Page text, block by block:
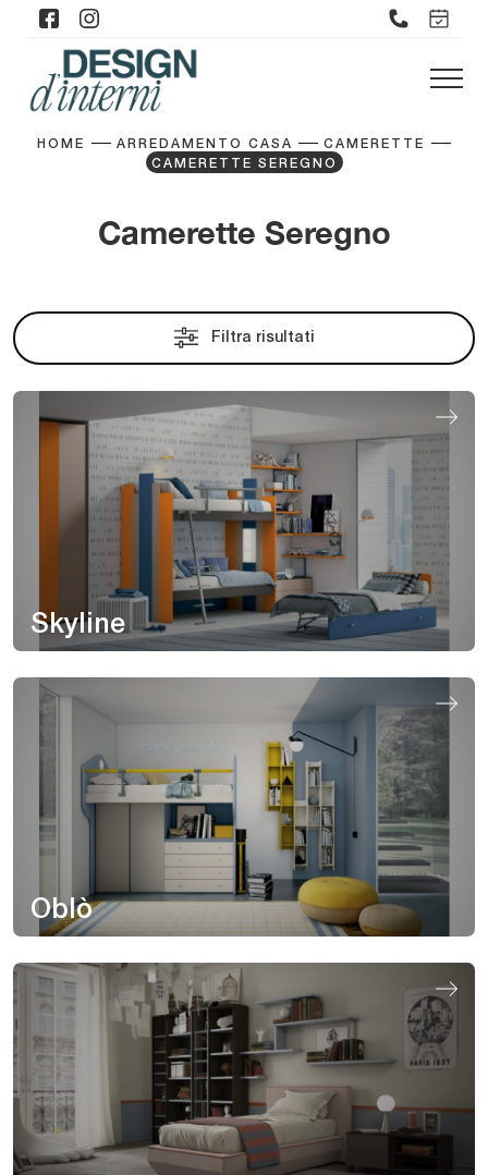
HOME ARREDAMENTO CASA
CAMERETTE
CAMERETTE SEREGNO
Camerette Seregno
Filtra risultati
Skyline
Oblò